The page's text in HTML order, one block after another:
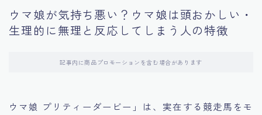
ウマ娘が気持ち悪い？ウマ娘は頭おかしい・
生理的に無理と反応してしまう人の特徴
記事内に商品プロモーションを含む場合があります
ウマ娘 プリティーダービー」は、実在する競走馬をモ